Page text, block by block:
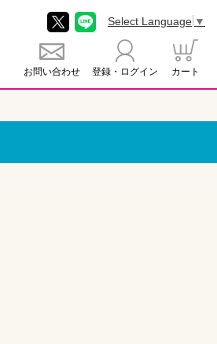
お問い合わせ 登録・ログイン カート
Select Language ▼